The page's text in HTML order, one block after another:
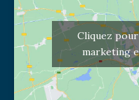
Cliquez
marketing